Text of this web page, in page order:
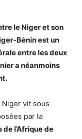
le Niger et son
Bénin est un
entre les deux
a néanmoins
vit sous
par la
l’Afrique de